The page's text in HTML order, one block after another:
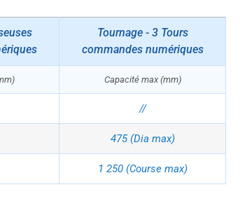
Tournage - 3 Tours
commandes numériques
Capacité max (mm)
//
475 (Dia max)
1 250 (Course max)